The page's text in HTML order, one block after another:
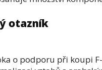
otazník
o podporu při koupi